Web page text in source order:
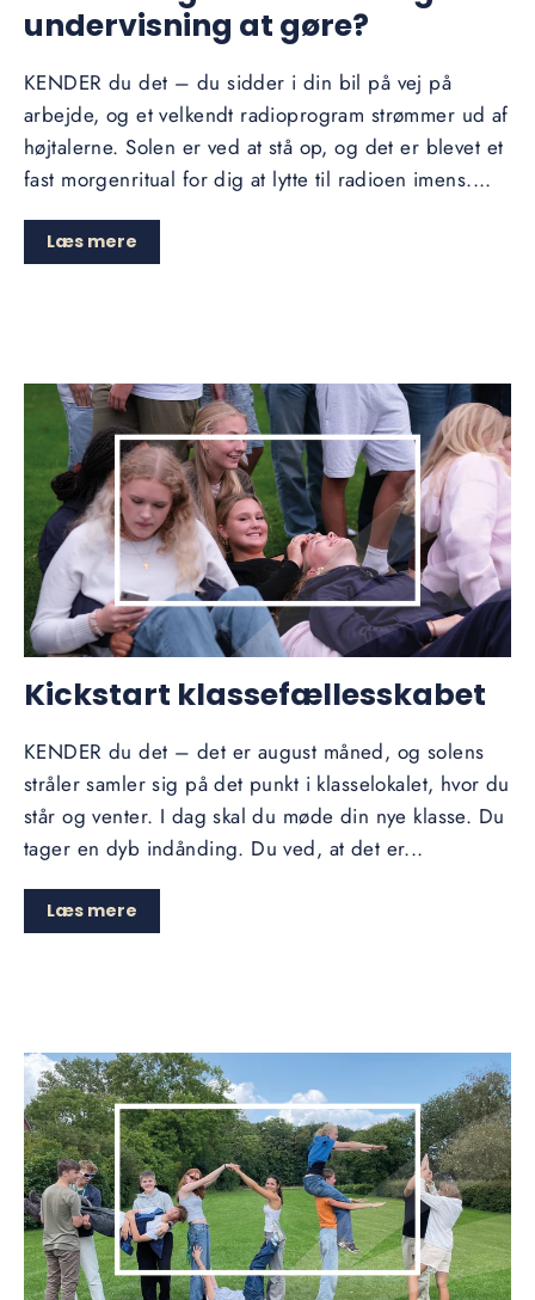
undervisning at gøre?
KENDER du det – du sidder i din bil på vej på
arbejde, og et velkendt radioprogram strømmer ud af
højtalerne. Solen er ved at stå op, og det er blevet et
fast morgenritual for dig at lytte til radioen imens....
Læs mere
Kickstart klassefællesskabet
KENDER du det – det er august måned, og solens
stråler samler sig på det punkt i klasselokalet, hvor du
står og venter. I dag skal du møde din nye klasse. Du
tager en dyb indånding. Du ved, at det er...
Læs mere